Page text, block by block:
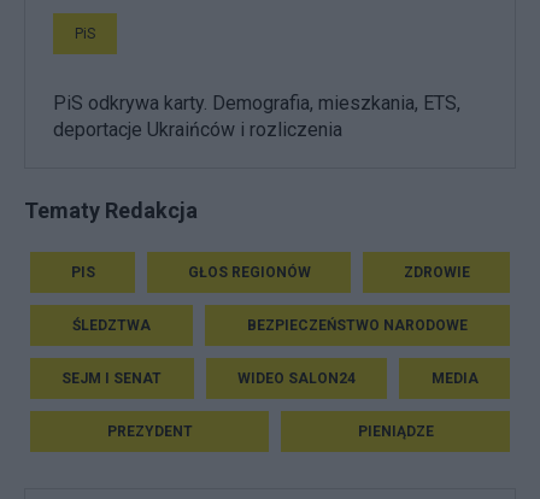
PiS
PiS odkrywa karty. Demografia, mieszkania, ETS,
deportacje Ukraińców i rozliczenia
Tematy Redakcja
PIS GŁOS REGIONÓW ZDROWIE
ŚLEDZTWA BEZPIECZEŃSTWO NARODOWE
SEJM I SENAT WIDEO SALON24 MEDIA
PREZYDENT PIENIĄDZE